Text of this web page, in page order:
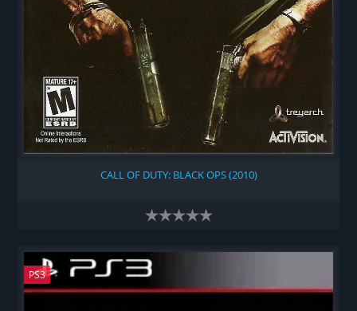
CALL OF DUTY: BLACK OPS (2010)
PS3